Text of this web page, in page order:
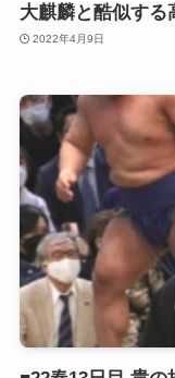
大麒麟と酷似する
2022年4月9日